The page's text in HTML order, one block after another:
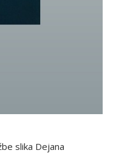
slika Dejana